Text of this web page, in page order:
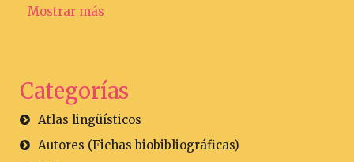
Mostrar más
Categorías
Atlas lingüísticos
Autores (Fichas biobibliográficas)